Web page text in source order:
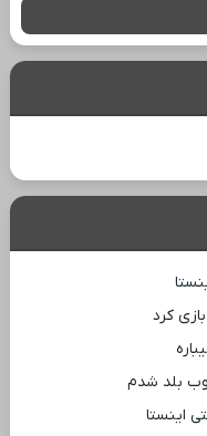
کرد
بلد شدم
اینستا